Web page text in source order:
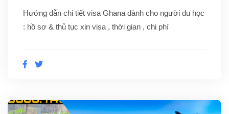
Hướng dẫn chi tiết visa Ghana dành cho người du học
: hồ sơ & thủ tục xin visa , thời gian , chi phí